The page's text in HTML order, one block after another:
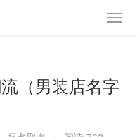
（男装店名字